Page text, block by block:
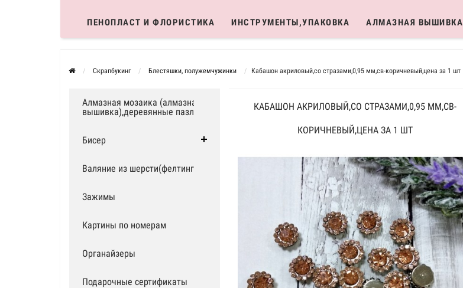
ПЕНОПЛАСТ И ФЛОРИСТИКА ИНСТРУМЕНТЫ,УПАКОВКА АЛМАЗНАЯ ВЫШИВКА
Скрапбукинг Блестяшки, полужемчужинки Кабашон акриловый,со стразами,0,95 мм,св-коричневый,цена за 1 шт
Алмазная мозаика (алмазная
вышивка),деревянные пазлы
Бисер
Валяние из шерсти(фелтинг)
Зажимы
Картины по номерам
Органайзеры
Подарочные сертификаты
КАБАШОН АКРИЛОВЫЙ,СО СТРАЗАМИ,0,95 ММ,СВ-
КОРИЧНЕВЫЙ,ЦЕНА ЗА 1 ШТ